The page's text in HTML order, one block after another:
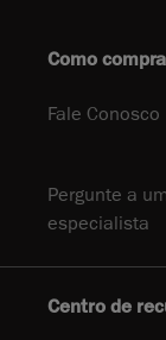
Como
Fale Conosco
Pergunte a um
especialista
Centro de